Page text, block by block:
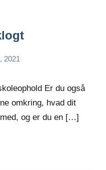
2021
Er du også
omkring, hvad dit
og er du en […]